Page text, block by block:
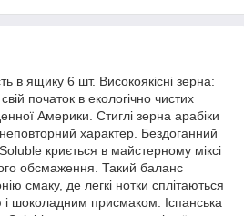
в ящику 6 шт. Високоякісні зерна:
початок в екологічно чистих
Америки. Стиглі зерна арабіки
характер. Бездоганний
криється в майстерному міксі
обсмаження. Такий баланс
смаку, де легкі нотки сплітаються
і шоколадним присмаком. Іспанська